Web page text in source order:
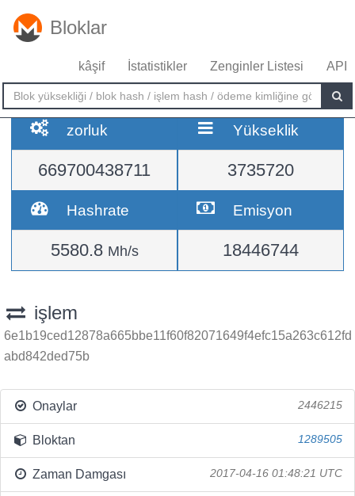
Bloklar
kâşif İstatistikler Zenginler Listesi API
zorluk
669700438711
Yükseklik
3735720
Hashrate
5580.8 Mh/s
Emisyon
18446744
işlem
6e1b19ced12878a665bbe11f60f82071649f4efc15a263c612fd
abd842ded75b
Onaylar 2446215
Bloktan 1289505
Zaman Damgası 2017-04-16 01:48:21 UTC